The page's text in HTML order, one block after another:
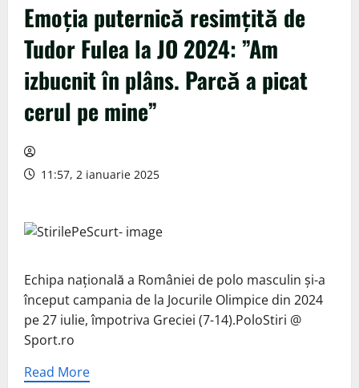
Emoția puternică resimțită de
Tudor Fulea la JO 2024: ”Am
izbucnit în plâns. Parcă a picat
cerul pe mine”
11:57, 2 ianuarie 2025
Echipa națională a României de polo masculin și-a
început campania de la Jocurile Olimpice din 2024
pe 27 iulie, împotriva Greciei (7-14).PoloStiri @
Sport.ro
Read More